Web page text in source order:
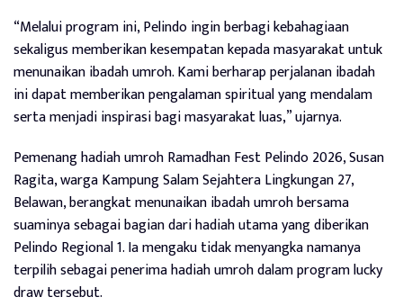
“Melalui program ini, Pelindo ingin berbagi kebahagiaan
sekaligus memberikan kesempatan kepada masyarakat untuk
menunaikan ibadah umroh. Kami berharap perjalanan ibadah
ini dapat memberikan pengalaman spiritual yang mendalam
serta menjadi inspirasi bagi masyarakat luas,” ujarnya.
Pemenang hadiah umroh Ramadhan Fest Pelindo 2026, Susan
Ragita, warga Kampung Salam Sejahtera Lingkungan 27,
Belawan, berangkat menunaikan ibadah umroh bersama
suaminya sebagai bagian dari hadiah utama yang diberikan
Pelindo Regional 1. Ia mengaku tidak menyangka namanya
terpilih sebagai penerima hadiah umroh dalam program lucky
draw tersebut.